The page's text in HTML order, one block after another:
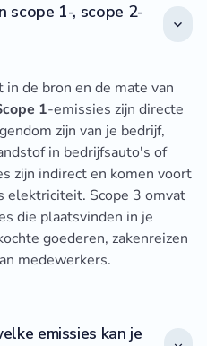
scope 1-, scope 2-
de bron en de mate van
1-emissies zijn directe
zijn van je bedrijf,
in bedrijfsauto's of
zijn indirect en komen voort
elektriciteit. Scope 3 omvat
die plaatsvinden in je
goederen, zakenreizen
medewerkers.
emissies kan je